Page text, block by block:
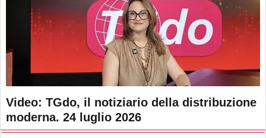
Video: TGdo, il notiziario della distribuzione
moderna. 24 luglio 2026